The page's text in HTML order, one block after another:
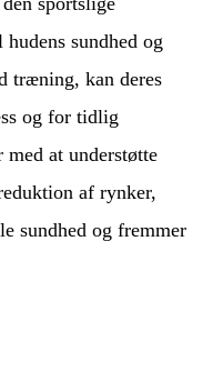
sundhed og
træning, kan deres
og for tidlig
at understøtte
af rynker,
sundhed og fremmer